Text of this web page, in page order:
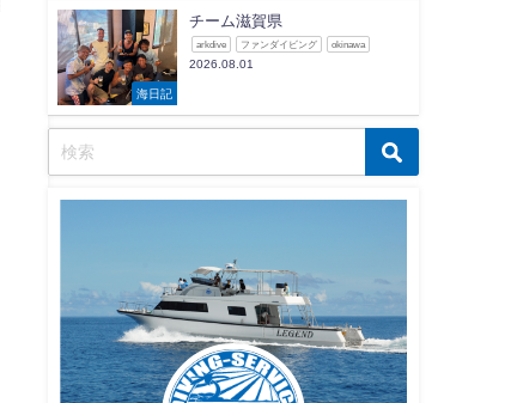
海日記
チーム滋賀県
arkdive ファンダイビング okinawa
2026.08.01